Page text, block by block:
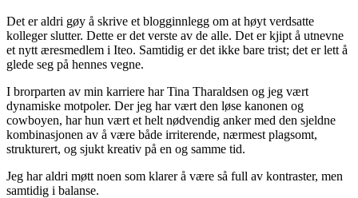
Det er aldri gøy å skrive et blogginnlegg om at høyt verdsatte
kolleger slutter. Dette er det verste av de alle. Det er kjipt å utnevne
et nytt æresmedlem i Iteo. Samtidig er det ikke bare trist; det er lett å
glede seg på hennes vegne.
I brorparten av min karriere har Tina Tharaldsen og jeg vært
dynamiske motpoler. Der jeg har vært den løse kanonen og
cowboyen, har hun vært et helt nødvendig anker med den sjeldne
kombinasjonen av å være både irriterende, nærmest plagsomt,
strukturert, og sjukt kreativ på en og samme tid.
Jeg har aldri møtt noen som klarer å være så full av kontraster, men
samtidig i balanse.